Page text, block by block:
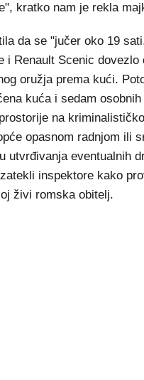
kratko nam je rekla
da se "jučer oko 19
i Renault Scenic
oružja prema kući.
kuća i sedam
na
opasnom radnjom ili
utvrđivanja eventualnih
inspektore kako
živi romska obitelj.